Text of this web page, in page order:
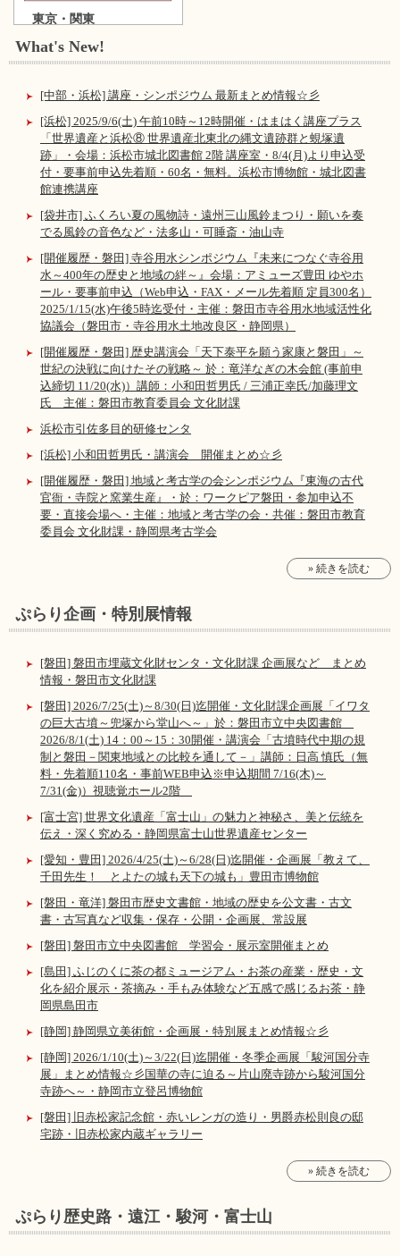
東京・関東
What's New!
[中部・浜松] 講座・シンポジウム 最新まとめ情報☆彡
[浜松] 2025/9/6(土) 午前10時～12時開催・はまはく講座プラス
「世界遺産と浜松⑧ 世界遺産北東北の縄文遺跡群と蜆塚遺
跡」・会場：浜松市城北図書館 2階 講座室・8/4(月)より申込受
付・要事前申込先着順・60名・無料。浜松市博物館・城北図書
館連携講座
[袋井市] ふくろい夏の風物詩・遠州三山風鈴まつり・願いを奏
でる風鈴の音色など・法多山・可睡斎・油山寺
[開催履歴・磐田] 寺谷用水シンポジウム『未来につなぐ寺谷用
水～400年の歴史と地域の絆～』会場：アミューズ豊田 ゆやホ
ール・要事前申込（Web申込・FAX・メール先着順 定員300名）
2025/1/15(水)午後5時迄受付・主催：磐田市寺谷用水地域活性化
協議会（磐田市・寺谷用水土地改良区・静岡県）
[開催履歴・磐田] 歴史講演会「天下泰平を願う家康と磐田」～
世紀の決戦に向けたその戦略～ 於：竜洋なぎの木会館 (事前申
込締切 11/20(水)）講師：小和田哲男氏 / 三浦正幸氏/加藤理文
氏 主催：磐田市教育委員会 文化財課
浜松市引佐多目的研修センタ
[浜松] 小和田哲男氏・講演会 開催まとめ☆彡
[開催履歴・磐田] 地域と考古学の会シンポジウム『東海の古代
官衙・寺院と窯業生産』・於：ワークピア磐田・参加申込不
要・直接会場へ・主催：地域と考古学の会・共催：磐田市教育
委員会 文化財課・静岡県考古学会
» 続きを読む
ぷらり企画・特別展情報
[磐田] 磐田市埋蔵文化財センタ・文化財課 企画展など まとめ
情報・磐田市文化財課
[磐田] 2026/7/25(土)～8/30(日)迄開催・文化財課企画展「イワタ
の巨大古墳～兜塚から堂山へ～」於：磐田市立中央図書館
2026/8/1(土) 14：00～15：30開催・講演会「古墳時代中期の規
制と磐田－関東地域との比較を通して－」講師：日高 慎氏（無
料・先着順110名・事前WEB申込※申込期間 7/16(木)～
7/31(金)）視聴覚ホール2階
[富士宮] 世界文化遺産「富士山」の魅力と神秘さ、美と伝統を
伝え・深く究める・静岡県富士山世界遺産センター
[愛知・豊田] 2026/4/25(土)～6/28(日)迄開催・企画展「教えて、
千田先生！ とよたの城も天下の城も」豊田市博物館
[磐田・竜洋] 磐田市歴史文書館・地域の歴史を公文書・古文
書・古写真など収集・保存・公開・企画展、常設展
[磐田] 磐田市立中央図書館 学習会・展示室開催まとめ
[島田] ふじのくに茶の都ミュージアム・お茶の産業・歴史・文
化を紹介展示・茶摘み・手もみ体験など五感で感じるお茶・静
岡県島田市
[静岡] 静岡県立美術館・企画展・特別展まとめ情報☆彡
[静岡] 2026/1/10(土)～3/22(日)迄開催・冬季企画展「駿河国分寺
展」まとめ情報☆彡国華の寺に迫る～片山廃寺跡から駿河国分
寺跡へ～・静岡市立登呂博物館
[磐田] 旧赤松家記念館・赤いレンガの造り・男爵赤松則良の邸
宅跡・旧赤松家内蔵ギャラリー
» 続きを読む
ぷらり歴史路・遠江・駿河・富士山